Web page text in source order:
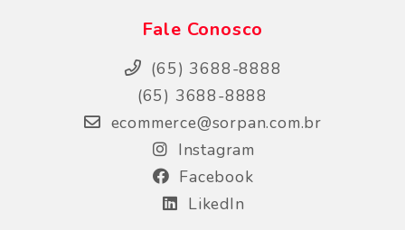
Fale Conosco
(65) 3688-8888
(65) 3688-8888
ecommerce@sorpan.com.br
Instagram
Facebook
LikedIn